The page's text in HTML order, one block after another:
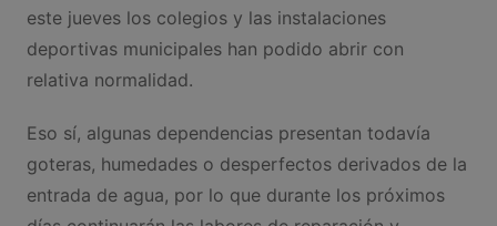
este jueves los colegios y las instalaciones
deportivas municipales han podido abrir con
relativa normalidad.
Eso sí, algunas dependencias presentan todavía
goteras, humedades o desperfectos derivados de la
entrada de agua, por lo que durante los próximos